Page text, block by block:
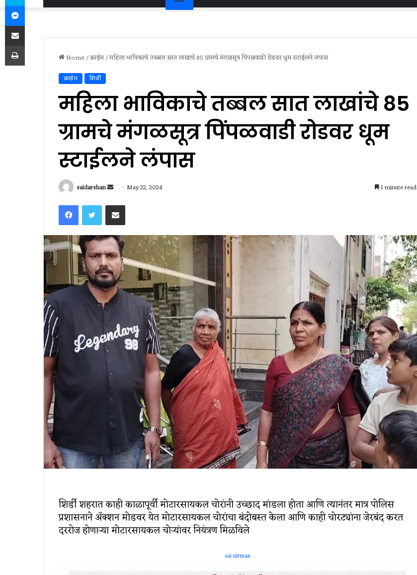
Home/क्राईम/महिला भाविकाचे तब्बल सात लाखांचे 85 ग्रामचे मंगळसूत्र पिंपळवाडी रोडवर धूम स्टाईलने लंपास
क्राईम शिर्डी
महिला भाविकाचे तब्बल सात लाखांचे 85
ग्रामचे मंगळसूत्र पिंपळवाडी रोडवर धूम
स्टाईलने लंपास
saidarshan
Send
email
May 22, 2024 1 minute read
FacebookTwitter Share via Email
शिर्डी शहरात काही काळापूर्वी मोटारसायकल चोरांनी उच्छाद मांडला होता आणि त्यानंतर मात्र पोलिस
प्रशासनाने ॲक्शन मोडवर येत मोटारसायकल चोरांचा बंदोबस्त केला आणि काही चोरट्यांना जेरबंद करत
दररोज होणाऱ्या मोटारसायकल चोऱ्यांवर नियंत्रण मिळविले
sai nirman
Messenger
Share via Email